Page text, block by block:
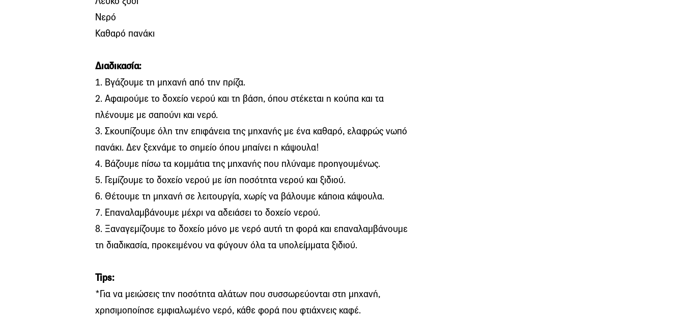
Νερό
Καθαρό πανάκι
Διαδικασία:
1. Βγάζουμε τη μηχανή από την πρίζα.
2. Αφαιρούμε το δοχείο νερού και τη βάση, όπου στέκεται η κούπα και τα
πλένουμε με σαπούνι και νερό.
3. Σκουπίζουμε όλη την επιφάνεια της μηχανής με ένα καθαρό, ελαφρώς νωπό
πανάκι. Δεν ξεχνάμε το σημείο όπου μπαίνει η κάψουλα!
4. Βάζουμε πίσω τα κομμάτια της μηχανής που πλύναμε προηγουμένως.
5. Γεμίζουμε το δοχείο νερού με ίση ποσότητα νερού και ξιδιού.
6. Θέτουμε τη μηχανή σε λειτουργία, χωρίς να βάλουμε κάποια κάψουλα.
7. Επαναλαμβάνουμε μέχρι να αδειάσει το δοχείο νερού.
8. Ξαναγεμίζουμε το δοχείο μόνο με νερό αυτή τη φορά και επαναλαμβάνουμε
τη διαδικασία, προκειμένου να φύγουν όλα τα υπολείμματα ξιδιού.
Tips:
*Για να μειώσεις την ποσότητα αλάτων που συσσωρεύονται στη μηχανή,
χρησιμοποίησε εμφιαλωμένο νερό, κάθε φορά που φτιάχνεις καφέ.